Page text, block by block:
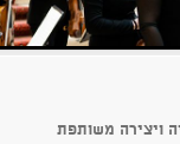
ויצירה משותפת